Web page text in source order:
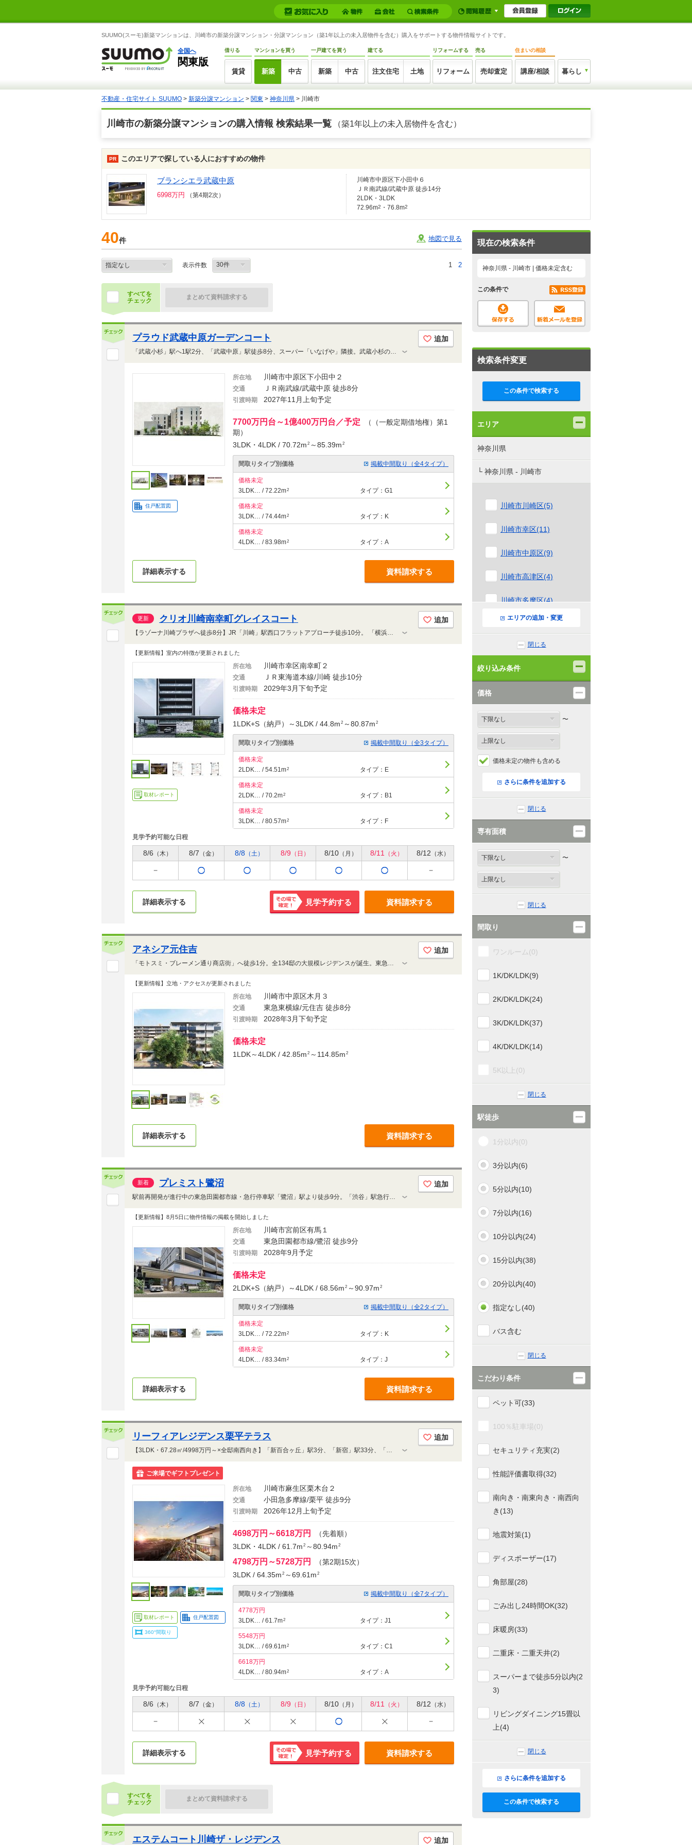
SUUMO(スーモ)新築マンションは、川崎市の新築分譲マンション・分譲マンション（築1年以上の未入居物件を含む）購入をサポートする物件情報サイトです。
全国へ
関東版
借りる
賃貸
マンションを買う
新築 中古
一戸建てを買う
新築 中古
建てる
注文住宅 土地
リフォームする
リフォーム
売る
売却査定
住まいの相談
講座/相談 暮らし
不動産・住宅サイト SUUMO > 新築分譲マンション > 関東 > 神奈川県 > 川崎市
川崎市の新築分譲マンションの購入情報 検索結果一覧 （築1年以上の未入居物件を含む）
このエリアで探している人におすすめの物件
ブランシエラ武蔵中原
6998万円 （第4期2次）
川崎市中原区下小田中６
ＪＲ南武線/武蔵中原 徒歩14分
2LDK・3LDK
72.96m2 ・76.8m2
40件 地図で見る
表示件数 1 2
すべてを
チェック
まとめて資料請求する
プラウド武蔵中原ガーデンコート 追加
「武蔵小杉」駅へ1駅2分、「武蔵中原」駅徒歩8分、スーパー「いなげや」隣接。武蔵小杉の商業利便、元住吉の賑わい、等々力緑地の潤いを享受するポジション。70㎡超・3LDK中心、80㎡台4LDKまでのゆとりあるプラン。太陽光発電やハイブリッド給湯器を採用、「ZEH-M oriented」「低炭素建築物」認定をダブルで取得
住戸配置図
所在地 川崎市中原区下小田中２
交通 ＪＲ南武線/武蔵中原 徒歩8分
引渡時期 2027年11月上旬予定
7700万円台～1億400万円台／予定 （（一般定期借地権）第1
期）
3LDK・4LDK / 70.72m 2 ～85.39m 2
間取りタイプ別価格 掲載中間取り（全4タイプ）
価格未定
3LDK… / 72.22m2 タイプ：G1
価格未定
3LDK… / 74.44m2 タイプ：K
価格未定
4LDK… / 83.98m2 タイプ：A
詳細表示する 資料請求する
更新 クリオ川崎南幸町グレイスコート 追加
【ラゾーナ川崎プラザへ徒歩8分】JR「川崎」駅西口フラットアプローチ徒歩10分。 「横浜」駅、「品川」駅へは1駅のダイレクトアクセス。 全54邸のプライバシーに配慮された内廊下設計。1フロア5邸（最上階4邸）のゆとりある配棟計画。
【更新情報】室内の特徴が更新されました
取材レポート
所在地 川崎市幸区南幸町２
交通 ＪＲ東海道本線/川崎 徒歩10分
引渡時期 2029年3月下旬予定
価格未定
1LDK+S（納戸）～3LDK / 44.8m 2 ～80.87m 2
間取りタイプ別価格 掲載中間取り（全3タイプ）
価格未定
2LDK… / 54.51m2 タイプ：E
価格未定
2LDK… / 70.2m2 タイプ：B1
価格未定
3LDK… / 80.57m2 タイプ：F
見学予約可能な日程
8/6 （木） 8/7 （金） 8/8 （土） 8/9 （日） 8/10 （月） 8/11 （火） 8/12 （水）
詳細表示する
その場で
見学予約する 資料請求する
アネシア元住吉 追加
「モトスミ・ブレーメン通り商店街」へ徒歩1分。全134邸の大規模レジデンスが誕生。東急東横線「元住吉」駅徒歩8分。61タイプの豊富なプランバリエーション 3LDK・70㎡超中心［1LDK・42㎡台～4LDK・114㎡台］8月下旬エントリー者限定〈事前案内会〉開催予定≪物件エントリー受付中≫
【更新情報】立地・アクセスが更新されました
所在地 川崎市中原区木月３
交通 東急東横線/元住吉 徒歩8分
引渡時期 2028年3月下旬予定
価格未定
1LDK～4LDK / 42.85m 2 ～114.85m 2
詳細表示する 資料請求する
新着 プレミスト鷺沼 追加
駅前再開発が進行中の東急田園都市線・急行停車駅「鷺沼」駅より徒歩9分。「渋谷」駅急行直通4駅19分、半蔵門線乗り入れで「大手町」駅直通39分。全68邸・専有面積70㎡台住戸中心（68戸中53戸）。二層吹抜ラウンジ／車寄せ／平置き駐車場／屋内機械式駐車場／専用サイクルポート／ワークスペース
【更新情報】8月5日に物件情報の掲載を開始しました
所在地 川崎市宮前区有馬１
交通 東急田園都市線/鷺沼 徒歩9分
引渡時期 2028年9月予定
価格未定
2LDK+S（納戸）～4LDK / 68.56m 2 ～90.97m 2
間取りタイプ別価格 掲載中間取り（全2タイプ）
価格未定
3LDK… / 72.22m2 タイプ：K
価格未定
4LDK… / 83.34m2 タイプ：J
詳細表示する 資料請求する
リーフィアレジデンス栗平テラス 追加
【3LDK・67.28㎡/4998万円～×全邸南西向き】「新百合ヶ丘」駅3分、「新宿」駅33分、「大手町」駅49分で通勤も便利。大規模マンションならではのコミュニティと充実設備。南側に第一種低層住居専用地域が広がる開放感。ZEH-M Oriented取得＋低炭素建築物認定。「栗平」駅徒歩9分、「黒川」駅徒歩8分と2駅が利用可能
ご来場でギフトプレゼント
取材レポート 住戸配置図
360°間取り
所在地 川崎市麻生区栗木台２
交通 小田急多摩線/栗平 徒歩9分
引渡時期 2026年12月上旬予定
4698万円～6618万円
（先着順）
3LDK・4LDK / 61.7m 2 ～80.94m 2
4798万円～5728万円
（第2期15次）
3LDK / 64.35m 2 ～69.61m 2
間取りタイプ別価格 掲載中間取り（全7タイプ）
4778万円
3LDK… / 61.7m2 タイプ：J1
5548万円
3LDK… / 69.61m2 タイプ：C1
6618万円
4LDK… / 80.94m2 タイプ：A
見学予約可能な日程
8/6 （木） 8/7 （金） 8/8 （土） 8/9 （日） 8/10 （月） 8/11 （火） 8/12 （水）
詳細表示する
その場で
見学予約する 資料請求する
すべてを
チェック
まとめて資料請求する
エステムコート川崎ザ・レジデンス 追加
現在の検索条件
神奈川県 - 川崎市 | 価格未定含む
この条件で
検索条件変更
この条件で検索する
エリア
神奈川県
└ 神奈川県 - 川崎市
川崎市川崎区(5)
川崎市幸区(11)
川崎市中原区(9)
川崎市高津区(4)
川崎市多摩区(4)
川崎市麻生区(1)
エリアの追加・変更
閉じる
絞り込み条件
価格
〜
価格未定の物件も含める
さらに条件を追加する
閉じる
専有面積
〜
閉じる
間取り
ワンルーム(0)
1K/DK/LDK(9)
2K/DK/LDK(24)
3K/DK/LDK(37)
4K/DK/LDK(14)
5K以上(0)
閉じる
駅徒歩
1分以内(0)
3分以内(6)
5分以内(10)
7分以内(16)
10分以内(24)
15分以内(38)
20分以内(40)
指定なし(40)
バス含む
閉じる
こだわり条件
ペット可(33)
100％駐車場(0)
セキュリティ充実(2)
性能評価書取得(32)
南向き・南東向き・南西向
き(13)
地震対策(1)
ディスポーザー(17)
角部屋(28)
ごみ出し24時間OK(32)
床暖房(33)
二重床・二重天井(2)
スーパーまで徒歩5分以内(2
3)
リビングダイニング15畳以
上(4)
閉じる
さらに条件を追加する
この条件で検索する